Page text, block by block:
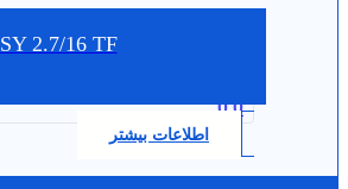
SY 2.7/16 TF
0.0
اطلاعات بیشتر